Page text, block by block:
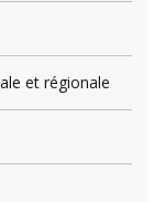
et régionale